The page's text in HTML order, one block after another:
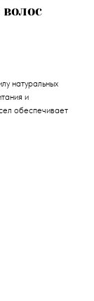
натуральных
и
обеспечивает